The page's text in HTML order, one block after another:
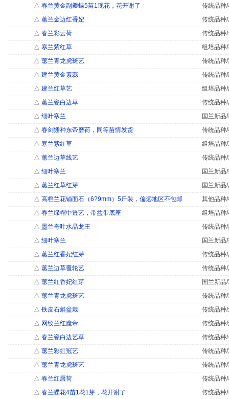
△ 春兰黄金副瓣蝶5苗1现花，花开谢了
传统品种
△ 蕙兰金边红香妃
传统品种
△ 春兰彩云荷
传统品种
△ 寒兰紫红草
组培品种
△ 蕙兰青龙虎斑艺
传统品种
△ 建兰黄金素蕊
传统品种
△ 建兰红草艺
组培品种
△ 蕙兰瓷白边草
传统品种
△ 细叶寒兰
国兰新品
△ 春剑矮种东帝磨荷，同等苗情发货
传统品种
△ 寒兰紫红草
组培品种
△ 蕙兰边草线艺
传统品种
△ 细叶寒兰
国兰新品
△ 蕙兰红草红芽
国兰新品
△ 高档兰花铺面石（6?9mm）5斤装，偏远地区不包邮
其他品种
△ 春兰绿帽中透艺，带盆带底座
组培品种
△ 墨兰奇叶水晶龙王
传统品种
△ 细叶寒兰
国兰新品
△ 蕙兰红香妃红芽
传统品种
△ 蕙兰边草覆轮艺
传统品种
△ 蕙兰红香妃红芽
国兰新品
△ 蕙兰青龙虎斑艺
传统品种
△ 铁皮石斛盆栽
传统品种
△ 网纹兰红魔帝
传统品种
△ 春兰瓷白边艺草
传统品种
△ 蕙兰彩虹冠艺
传统品种
△ 蕙兰青龙虎斑艺
传统品种
△ 春兰红唇荷
传统品种
△ 春兰蝶花4苗1花1芽，花开谢了
传统品种